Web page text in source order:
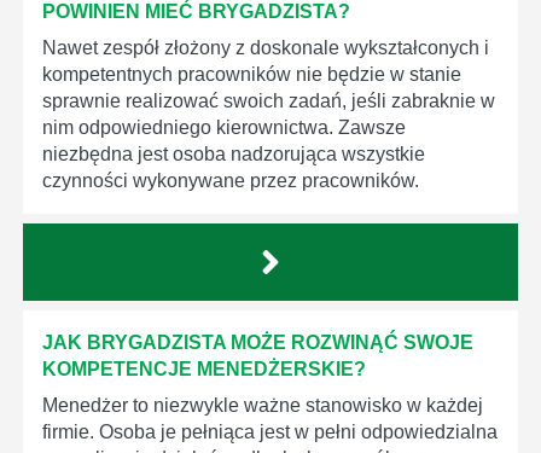
POWINIEN MIEĆ BRYGADZISTA?
Nawet zespół złożony z doskonale wykształconych i
kompetentnych pracowników nie będzie w stanie
sprawnie realizować swoich zadań, jeśli zabraknie w
nim odpowiedniego kierownictwa. Zawsze
niezbędna jest osoba nadzorująca wszystkie
czynności wykonywane przez pracowników.
JAK BRYGADZISTA MOŻE ROZWINĄĆ SWOJE
KOMPETENCJE MENEDŻERSKIE?
Menedżer to niezwykle ważne stanowisko w każdej
firmie. Osoba je pełniąca jest w pełni odpowiedzialna